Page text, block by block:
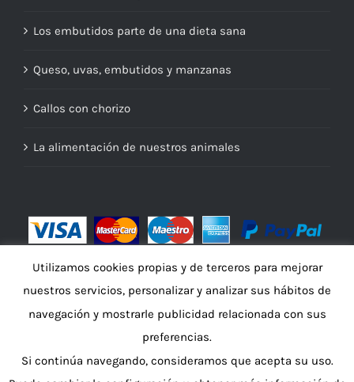
Los embutidos parte de una dieta sana
Queso, uvas, embutidos y manzanas
Callos con chorizo
La alimentación de nuestros animales
Utilizamos cookies propias y de terceros para mejorar
nuestros servicios, personalizar y analizar sus hábitos de
navegación y mostrarle publicidad relacionada con sus
preferencias.
Si continúa navegando, consideramos que acepta su uso.